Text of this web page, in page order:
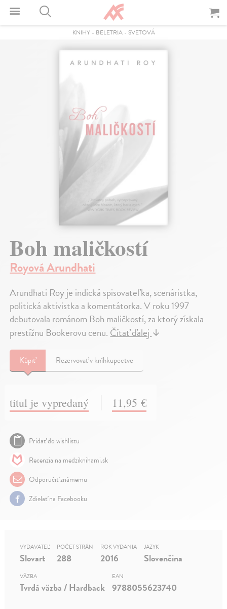
KNIHY- BELETRIA- SVETOVÁ
Boh maličkostí
Royová Arundhati
Arundhati Roy je indická spisovateľka, scenáristka,
politická aktivistka a komentátorka. V roku 1997
debutovala románom Boh maličkostí, za ktorý získala
prestížnu Bookerovu cenu. Čítať ďalej ↓
Kúpiť Rezervovať v kníhkupectve
titul je vypredaný 11,95 €
Pridať do wishlistu
Recenzia na medziknihami.sk
Odporučiť známemu
Zdielať na Facebooku
VYDAVATEĽ
Slovart
POČET STRÁN
288
ROK VYDANIA
2016
JAZYK
Slovenčina
VÄZBA
Tvrdá väzba / Hardback
EAN
9788055623740